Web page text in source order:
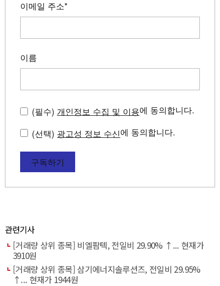
이메일 주소*
이름
(필수) 개인정보 수집 및 이용에 동의합니다.
(선택) 광고성 정보 수신에 동의합니다.
구독하기
관련기사
[거래량 상위 종목] 비엘팜텍, 전일비 29.90% ↑... 현재가
3910원
[거래량 상위 종목] 삼기에너지솔루션즈, 전일비 29.95%
↑... 현재가 1944원